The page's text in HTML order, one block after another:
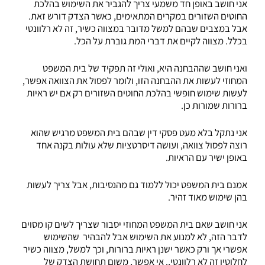
אני חושב באופן חד משמעי צריך להגביר את השימוש בהלכת
החוטים השזורים במקרים המתאימים, כאשר הצדק דורש זאת.
אבל במצבים שבהם למשל מדובר במצווה כשיר, זה לא רלוונטי
בכלל. מצווה לקיים את דברי המת גוברת על הכל.
ואני חושב שההבחנה היא, ואולי זה תפקיד של בית המשפט
המחוזי לעשות את ההבחנה הזו, ולומר לפסול את הצוואה אפשר,
לעשות שימוש חופשי בהלכת החוטים השזורים רק אם יש ראיות
ברורות שמורות כן.
אני נתקל בלא מעט פסקי דין שבהם בית המשפט מרגיש שהוא
רוצה לפסול צוואה, ועושה דיסרטציות שלא עולות בקנה אחד
באופן ישיר עם הראיות.
אמנם בית המשפט יכול ללמוד גם מהנסיבות, אבל צריך לעשות
בהן שימוש מאוד זהיר.
אני חושב שאם בית המשפט המחוזי יסבור שצריך לשים קו מסוים
לדבר הזה, לא למנוע את השימוש אבל להבהיר שהשימוש
אפשרי אך ורק כאשר ישנן ראיות ברורות, וכך למשל, מצווה כשיר
לחלוטין זה לא רלוונטי,. אי אפשר, משום תחושת הצדק של